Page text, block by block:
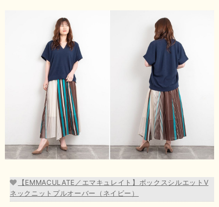
【EMMACULATE／エマキュレイト】ボックスシルエットV
ネックニットプルオーバー（ネイビー）